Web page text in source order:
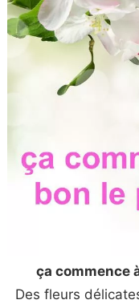
ça commence
Des fleurs